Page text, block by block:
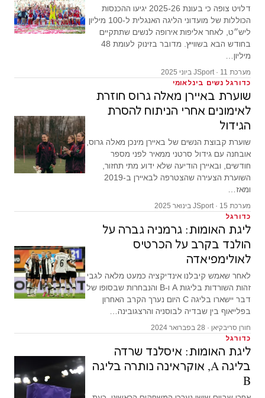
דלויט צופה כי בעונת 2025-26 יגיעו ההכנסות
הכוללות של מועדוני הליגה האנגלית ל-100 מיליון
ליש״ט, לאחר אליפות אירופה לנשים שתתקיים
בחודש הבא בשווייץ. מדובר בזינוק לעומת 48
מיליון…
מערכת JSport · 11 ביוני 2025
כדורגל נשים בינלאומי
שוערת באיירן מאלה גרוס חוזרת
לאימונים אחרי הניתוח להסרת
הגידול
שוערת קבוצת הנשים של באיירן מינכן מאלה גרוס,
אובחנה עם גידול סרטני ממאיר לפני מספר
חודשים, ובאיירן הודיעה שלא ידוע מתי תחזור,
השוערת הצעירה שהצטרפה לבאיירן ב-2019
ומאז…
מערכת JSport · 15 בינואר 2025
כדורגל
ליגת האומות: גרמניה גברה על
הולנד בקרב על הכרטיס
לאולימפיאדה
לאחר שאמש קיבלנו אינדיקציה כמעט מלאה לגבי
זהות השורדות בליגות A ו-B והנבחרות שבסופו של
דבר יישארו בליגה C היום נערך הקרב האחרון
בפלייאוף בין שבדיה לבוסניה והרצגובינה…
חורן סריבקיאן · 28 בפברואר 2024
כדורגל
ליגת האומות: איסלנד שרדה
בליגה A, אוקראינה נותרה בליגה
B